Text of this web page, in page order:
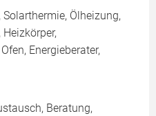
Ölheizung,
Energieberater,
Beratung,